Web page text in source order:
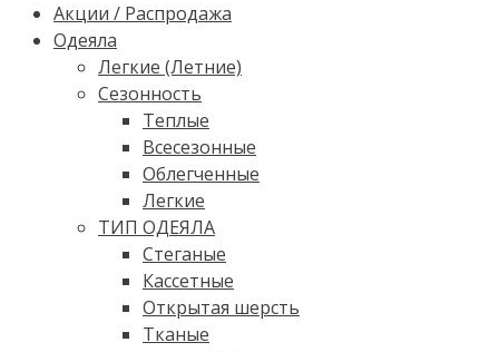
Акции / Распродажа
Одеяла
Легкие (Летние)
Сезонность
Теплые
Всесезонные
Облегченные
Легкие
ТИП ОДЕЯЛА
Стеганые
Кассетные
Открытая шерсть
Тканые